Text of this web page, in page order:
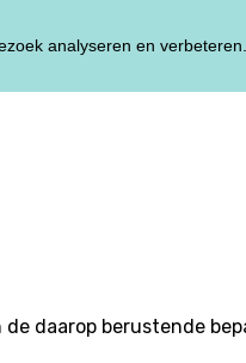
daarop berustende
analyseren en verbeteren.